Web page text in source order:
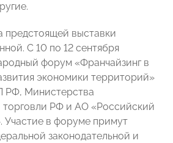
предстоящей выставки
С 10 по 12 сентября
форум «Франчайзинг в
экономики территорий»
РФ, Министерства
РФ и АО «Российский
Участие в форуме примут
законодательной и